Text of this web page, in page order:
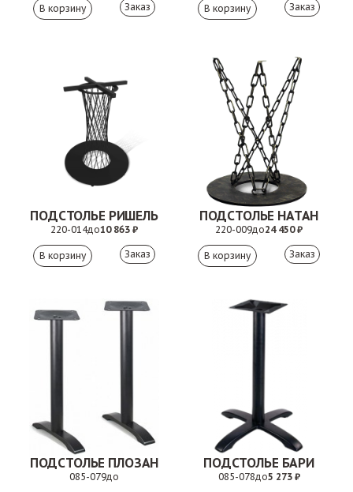
Заказ Заказ
ПОДСТОЛЬЕ РИШЕЛЬ
220-014до10 863 ₽
Заказ
ПОДСТОЛЬЕ НАТАН
220-009до24 450 ₽
Заказ
ПОДСТОЛЬЕ ПЛОЗАН
085-079до
ПОДСТОЛЬЕ БАРИ
085-078до5 273 ₽